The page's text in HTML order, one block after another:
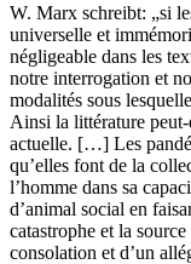
W. Marx schreibt: „si
universelle et
négligeable dans les
notre interrogation et
modalités sous
Ainsi la littérature
actuelle. […] Les
qu’elles font de la
l’homme dans sa
d’animal social en
catastrophe et la
consolation et d’un